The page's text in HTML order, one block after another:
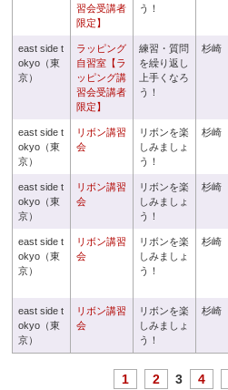
習会受講者
限定】
う！
east side t
okyo（東
京）
ラッピング
自習室【ラ
ッピング講
習会受講者
限定】
練習・質問
を繰り返し
上手くなろ
う！
杉崎
east side t
okyo（東
京）
リボン講習
会
リボンを楽
しみましょ
う！
杉崎
east side t
okyo（東
京）
リボン講習
会
リボンを楽
しみましょ
う！
杉崎
east side t
okyo（東
京）
リボン講習
会
リボンを楽
しみましょ
う！
杉崎
east side t
okyo（東
京）
リボン講習
会
リボンを楽
しみましょ
う！
杉崎
1 2 3 4